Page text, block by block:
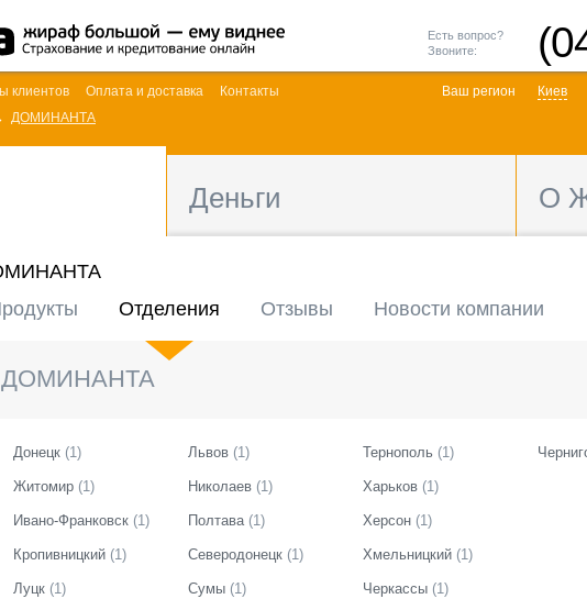
Есть вопрос?
Звоните:
клиентов Оплата и доставка
Контакты
ДОМИНАНТА
Ваш регион Киев
Деньги О
Отделения Отзывы Новости компании
ДОМИНАНТА
Донецк (1)
Житомир (1)
Ивано-Франковск (1)
Кропивницкий (1)
Луцк (1)
Львов (1)
Николаев (1)
Полтава(1)
Северодонецк (1)
Сумы (1)
Тернополь (1)
Харьков (1)
Херсон (1)
Хмельницкий (1)
Черкассы (1)